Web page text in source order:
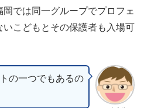
では同一グループでプロフェ
こどもとその保護者も入場可
の一つでもあるの